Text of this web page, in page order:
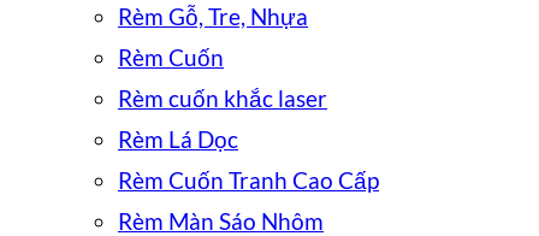
Rèm Gỗ, Tre, Nhựa
Rèm Cuốn
Rèm cuốn khắc laser
Rèm Lá Dọc
Rèm Cuốn Tranh Cao Cấp
Rèm Màn Sáo Nhôm